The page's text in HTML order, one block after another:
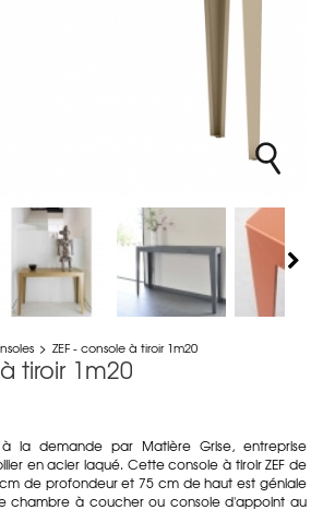
> ZEF - console à tiroir 1m20
tiroir 1m20
la demande par Matière Grise, entreprise
en acier laqué. Cette console à tiroir ZEF de
de profondeur et 75 cm de haut est géniale
chambre à coucher ou console d'appoint au